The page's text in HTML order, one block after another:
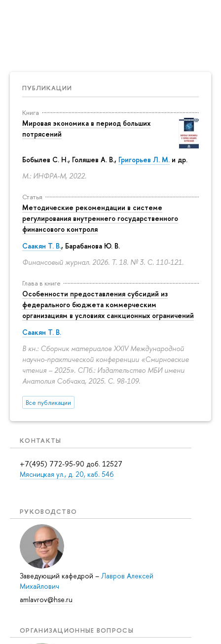
ПУБЛИКАЦИИ
Книга
Мировая экономика в период больших
потрясений
Бобылев С. Н., Голяшев А. В., Григорьев Л. М. и др.
М.: ИНФРА-М, 2022.
Статья
Методические рекомендации в системе
регулирования внутреннего государственного
финансового контроля
Саакян Т. В., Барабанова Ю. В.
Финансовый журнал. 2026. Т. 18. № 3. С. 110-121.
Глава в книге
Особенности предоставления субсидий из
федерального бюджета коммерческим
организациям в условиях санкционных ограничений
Саакян Т. В.
В кн.: Сборник материалов XXIV Международной
научно-практической конференции «Смирновские
чтения – 2025». СПб.: Издательство МБИ имени
Анатолия Собчака, 2025. С. 98-109.
Все публикации
КОНТАКТЫ
+7(495) 772-95-90 доб. 12527
Мясницкая ул., д. 20, каб. 546
РУКОВОДСТВО
Заведующий кафедрой – Лавров Алексей
Михайлович
amlavrov@hse.ru
ОРГАНИЗАЦИОННЫЕ ВОПРОСЫ